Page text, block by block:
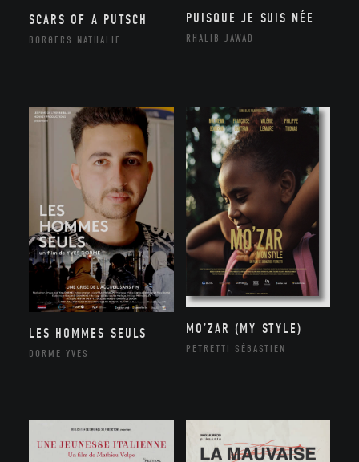
SCARS OF A PUTSCH
BORGERS NATHALIE
PUISQUE JE SUIS NÉE
RHALIB JAWAD
LES HOMMES SEULS
DORME YVES
MO’ZAR (MY STYLE)
PETRETTI SÉBASTIEN